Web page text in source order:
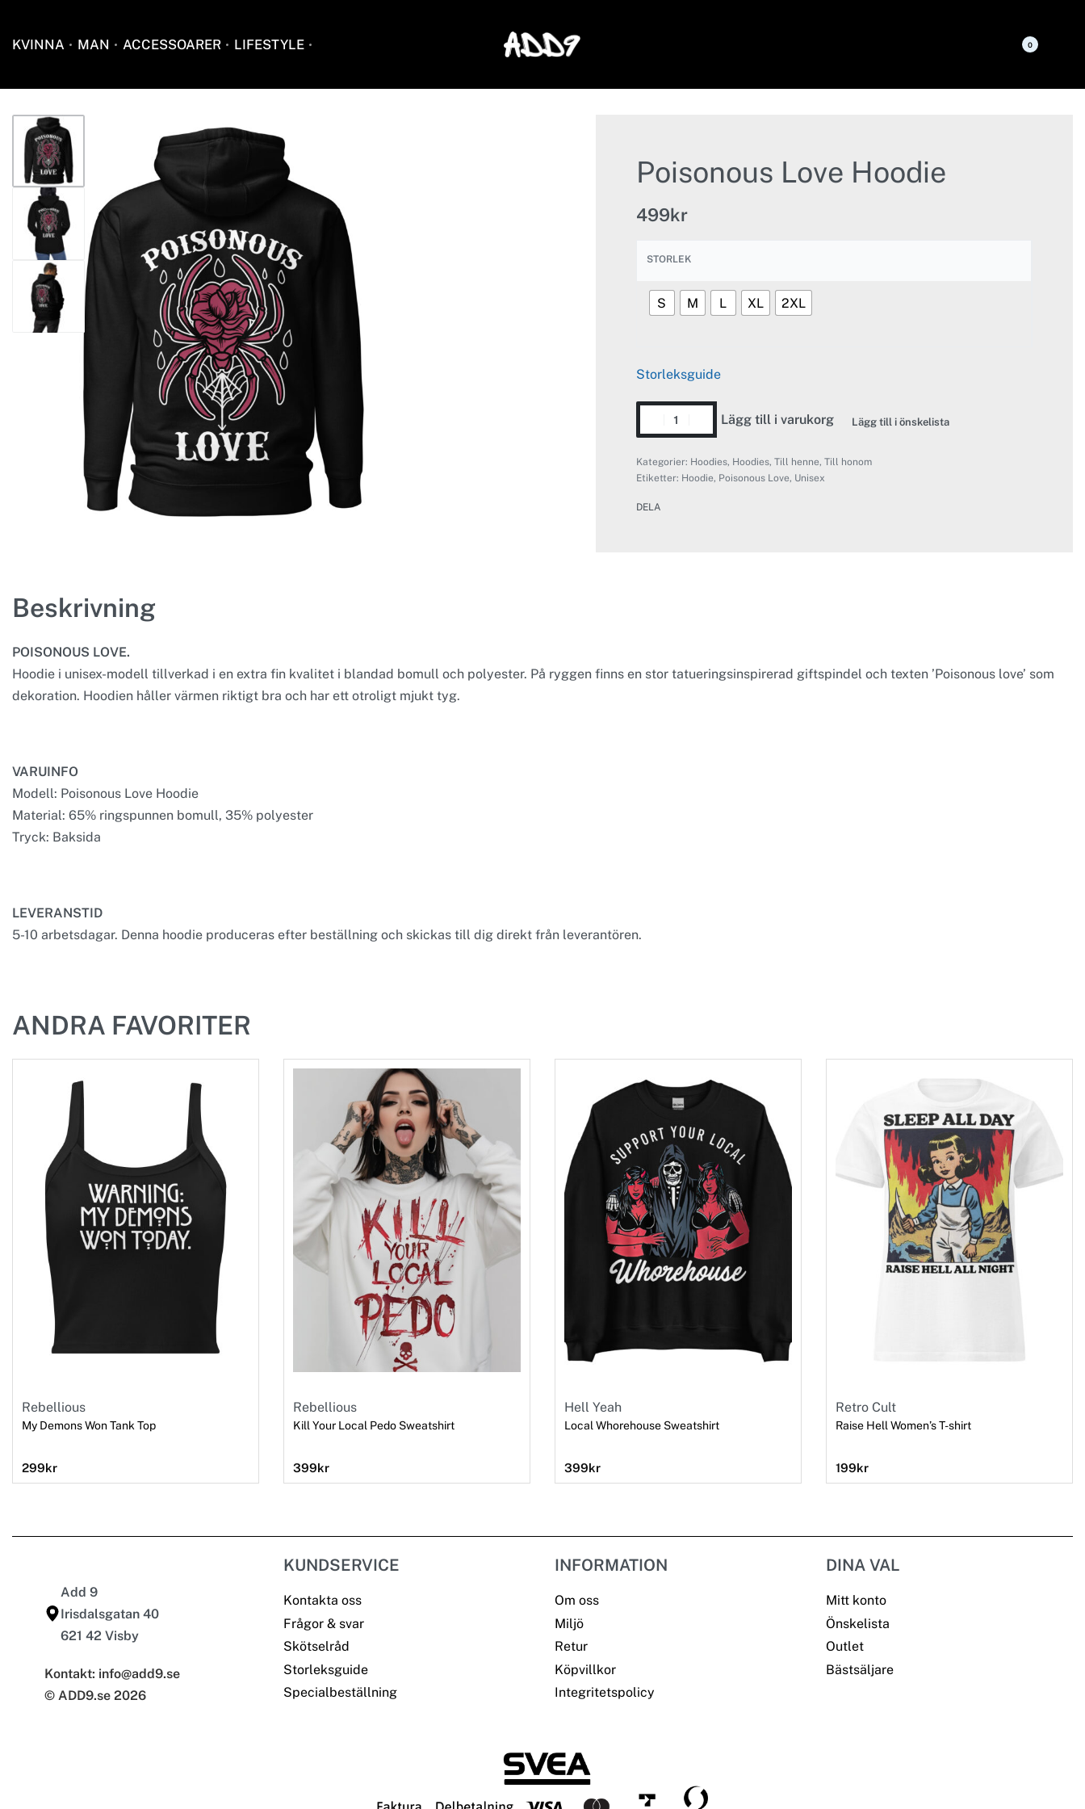
KVINNA MAN ACCESSOARER LIFESTYLE 0
Poisonous Love Hoodie
499kr
STORLEK
S M L XL 2XL
Storleksguide
Lägg till i varukorg Lägg till i önskelista
Kategorier: Hoodies, Hoodies, Till henne, Till honom
Etiketter: Hoodie, Poisonous Love, Unisex
DELA
Beskrivning
POISONOUS LOVE.
Hoodie i unisex-modell tillverkad i en extra fin kvalitet i blandad bomull och polyester. På ryggen finns en stor tatueringsinspirerad giftspindel och texten ’Poisonous love’ som
dekoration. Hoodien håller värmen riktigt bra och har ett otroligt mjukt tyg.
VARUINFO
Modell: Poisonous Love Hoodie
Material: 65% ringspunnen bomull, 35% polyester
Tryck: Baksida
LEVERANSTID
5-10 arbetsdagar. Denna hoodie produceras efter beställning och skickas till dig direkt från leverantören.
ANDRA FAVORITER
Rebellious
My Demons Won Tank Top
299kr
Rebellious
Kill Your Local Pedo Sweatshirt
399kr
Hell Yeah
Local Whorehouse Sweatshirt
399kr
Retro Cult
Raise Hell Women’s T-shirt
199kr
Add 9
Irisdalsgatan 40
621 42 Visby
Kontakt: info@add9.se
© ADD9.se 2026
KUNDSERVICE
Kontakta oss
Frågor & svar
Skötselråd
Storleksguide
Specialbeställning
INFORMATION
Om oss
Miljö
Retur
Köpvillkor
Integritetspolicy
DINA VAL
Mitt konto
Önskelista
Outlet
Bästsäljare